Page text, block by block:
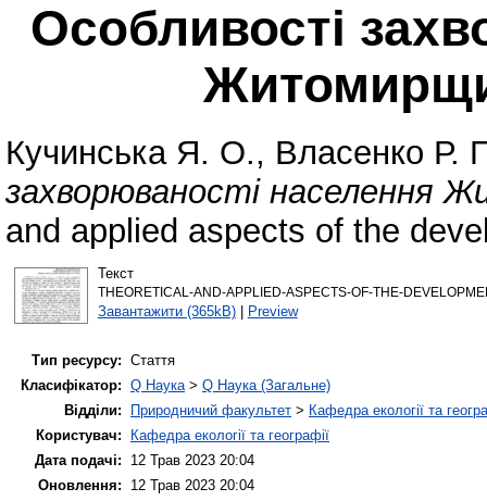
Особливості
Кучинська Я. О., Власенко Р.
захворюваності населення
and applied aspects of the
Текст
THEORETICAL-AND-APPLIED-ASPECTS-OF-THE-
Завантажити (365kB)| Preview
Тип ресурсу: Стаття
Класифікатор: Q Наука> Q Наука (Загальне)
Відділи:
Природничий факультет > Кафедра екології та
Користувач:
Кафедра екології та географії
Дата подачі:
12 Трав 2023 20:04
Оновлення:
12 Трав 2023 20:04